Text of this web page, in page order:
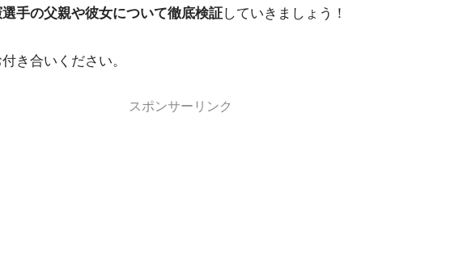
手の父親や彼女について徹底検証していきましょう！
き合いください。
スポンサーリンク